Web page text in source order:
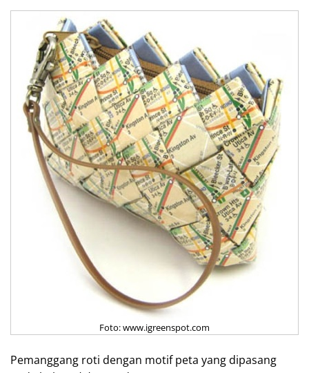
Foto: www.igreenspot.com
Pemanggang roti dengan motif peta yang dipasang